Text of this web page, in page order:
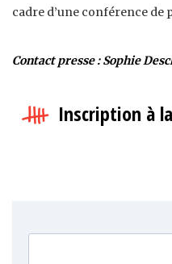
cadre d’une conférence de
Contact presse : Sophie
Inscription à